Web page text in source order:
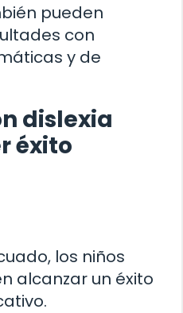
pueden
con
y de
dislexia
éxito
los niños
alcanzar un éxito